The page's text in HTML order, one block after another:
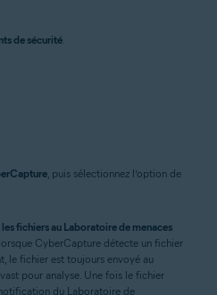
de sécurité
, puis sélectionnez l’option de
fichiers au Laboratoire de menaces
CyberCapture détecte un fichier
le fichier est toujours envoyé au
pour analyse. Une fois le fichier
du Laboratoire de